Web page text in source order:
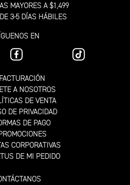
MAYORES A $1,499
3-5 DÍAS HÁBILES
EN
FACTURACIÓN
A NOSOTROS
DE VENTA
DE PRIVACIDAD
DE PAGO
CORPORATIVAS
DE MI PEDIDO